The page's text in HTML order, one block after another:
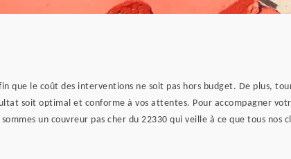
que le coût des interventions ne soit pas hors budget. De plus,
soit optimal et conforme à vos attentes. Pour accompagner
un couvreur pas cher du 22330 qui veille à ce que tous nos